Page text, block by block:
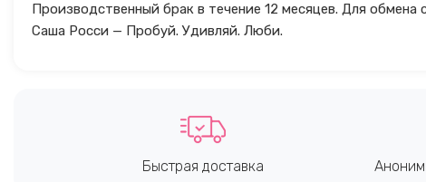
Производственный брак в течение 12 месяцев. Для
Саша Росси — Пробуй. Удивляй. Люби.
Быстрая доставка